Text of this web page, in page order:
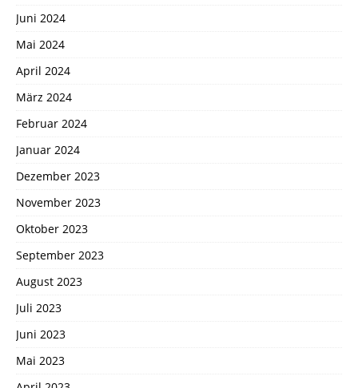
Juni 2024
Mai 2024
April 2024
März 2024
Februar 2024
Januar 2024
Dezember 2023
November 2023
Oktober 2023
September 2023
August 2023
Juli 2023
Juni 2023
Mai 2023